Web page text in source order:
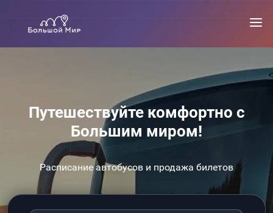
Путешествуйте комфортно с
Большим миром!
Расписание автобусов и продажа билетов